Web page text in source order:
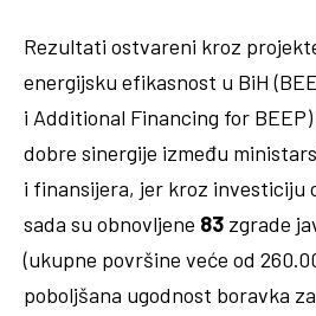
Rezultati ostvareni kroz
energijsku efikasnost u BiH
i Additional Financing for
dobre sinergije između
i finansijera, jer kroz investiciju
sada su obnovljene 83 zgrade
(ukupne površine veće od
poboljšana ugodnost boravka